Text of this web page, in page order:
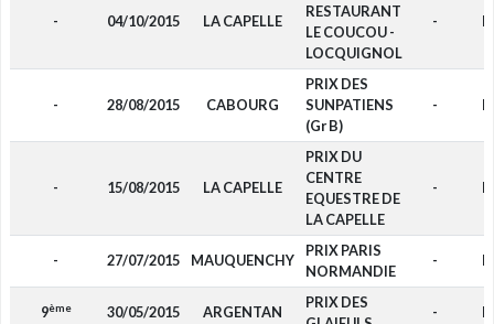
- 04/10/2015 LA CAPELLE
RESTAURANT
LE COUCOU -
LOCQUIGNOL
-
- 28/08/2015 CABOURG
PRIX DES
SUNPATIENS
(Gr B)
-
- 15/08/2015 LA CAPELLE
PRIX DU
CENTRE
EQUESTRE DE
LA CAPELLE
-
- 27/07/2015 MAUQUENCHY
PRIX PARIS
NORMANDIE
-
9ème 30/05/2015 ARGENTAN
PRIX DES
-